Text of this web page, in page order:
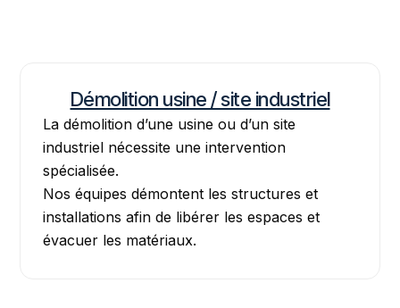
Démolition usine / site industriel
La démolition d’une usine ou d’un site
industriel nécessite une intervention
spécialisée.
Nos équipes démontent les structures et
installations afin de libérer les espaces et
évacuer les matériaux.